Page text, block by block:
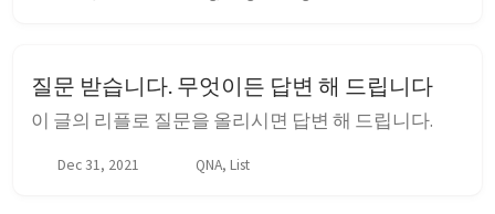
질문 받습니다. 무엇이든 답변 해 드립니다
이 글의 리플로 질문을 올리시면 답변 해 드립니다.
Dec 31, 2021 QNA, List